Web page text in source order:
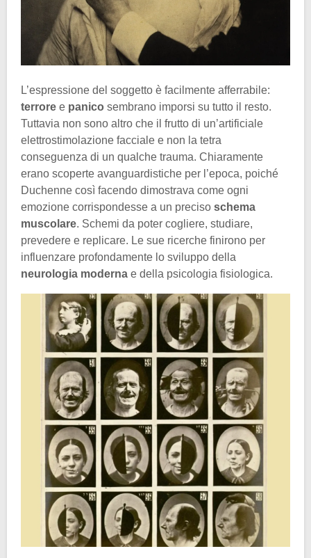
L’espressione del soggetto è facilmente afferrabile:
terrore e panico sembrano imporsi su tutto il resto.
Tuttavia non sono altro che il frutto di un’artificiale
elettrostimolazione facciale e non la tetra
conseguenza di un qualche trauma. Chiaramente
erano scoperte avanguardistiche per l’epoca, poiché
Duchenne così facendo dimostrava come ogni
emozione corrispondesse a un preciso schema
muscolare. Schemi da poter cogliere, studiare,
prevedere e replicare. Le sue ricerche finirono per
influenzare profondamente lo sviluppo della
neurologia moderna e della psicologia fisiologica.